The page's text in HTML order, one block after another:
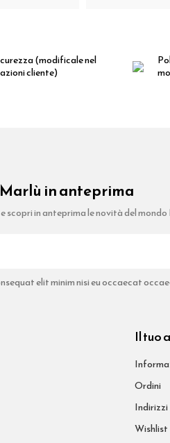
(modificale nel
cliente)
in anteprima
scopri in anteprima le novità del mondo
elit minim nisi eu occaecat
Il tuo
Ordini
Indirizzi
Wishlist